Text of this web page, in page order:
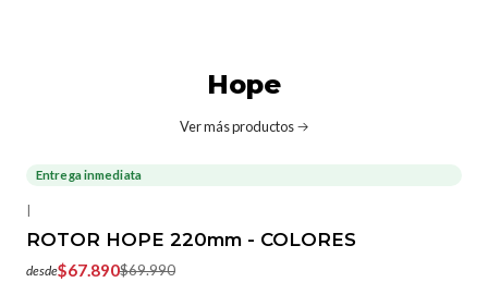
Hope
Ver más productos
-3%OFF
Entrega inmediata
|
ROTOR HOPE 220mm - COLORES
desde$67.890$69.990